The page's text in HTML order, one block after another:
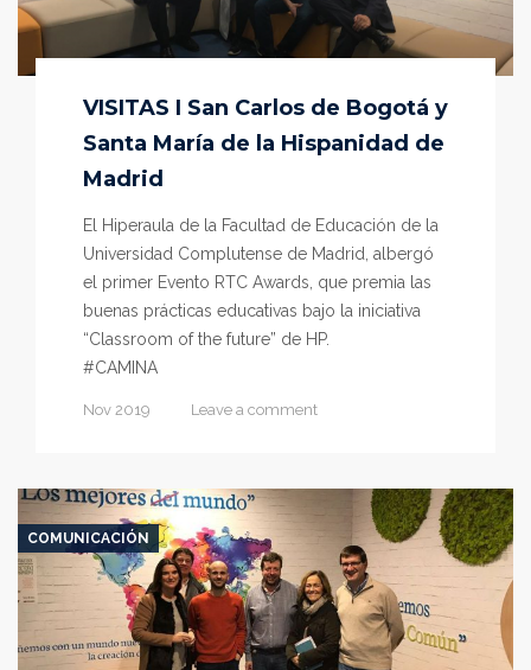
VISITAS I San Carlos de Bogotá y
Santa María de la Hispanidad de
Madrid
El Hiperaula de la Facultad de Educación de la
Universidad Complutense de Madrid, albergó
el primer Evento RTC Awards, que premia las
buenas prácticas educativas bajo la iniciativa
“Classroom of the future” de HP.
#CAMINA
Nov 2019 Leave a comment
COMUNICACIÓN